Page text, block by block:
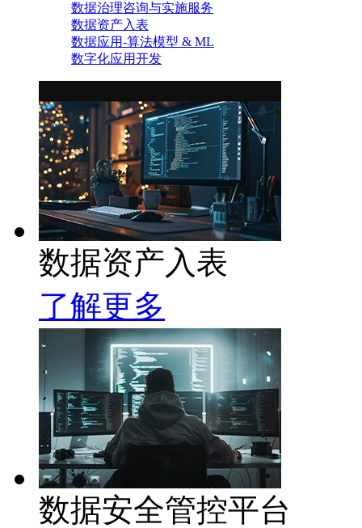
数据治理咨询与实施服务
数据资产入表
数据应用-算法模型 & ML
数字化应用开发
数据资产入表
了解更多
数据安全管控平台